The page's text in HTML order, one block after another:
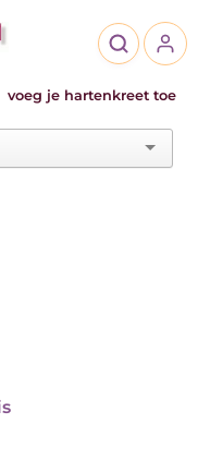
voeg je hartenkreet toe